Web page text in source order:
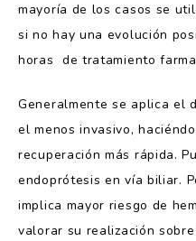
mayoría de los casos se
si no hay una evolución
horas de tratamiento
Generalmente se aplica el
el menos invasivo,
recuperación más rápida.
endoprótesis en vía biliar.
implica mayor riesgo de
valorar su realización